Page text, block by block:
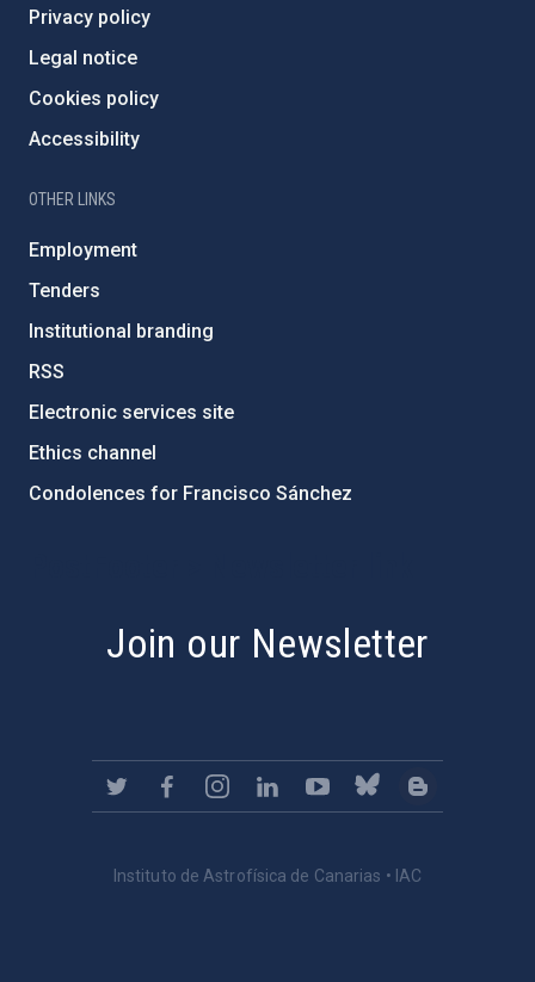
Privacy policy
Legal notice
Cookies policy
Accessibility
OTHER LINKS
Employment
Tenders
Institutional branding
RSS
Electronic services site
Ethics channel
Condolences for Francisco Sánchez
Join our Newsletter
Instituto de Astrofísica de Canarias • IAC